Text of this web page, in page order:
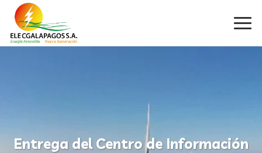
Entrega del Centro de Información